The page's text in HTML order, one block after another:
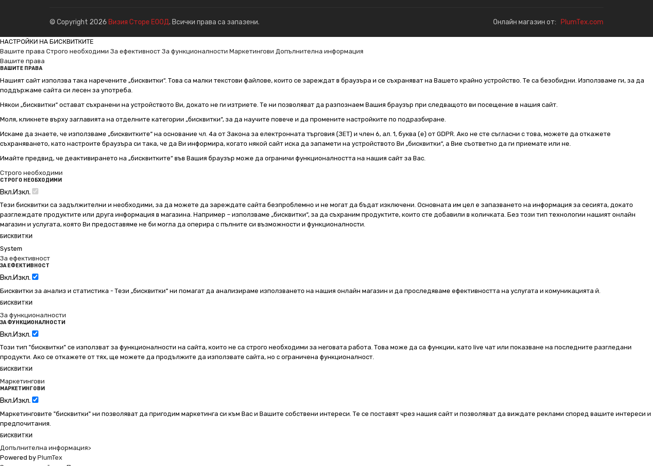
© Copyright 2026 Визия Сторе ЕООД. Всички права са запазени. Онлайн магазин от: PlumTex.com
НАСТРОЙКИ НА БИСКВИТКИТЕ
Вашите права Строго необходими За ефективност За функционалности Маркетингови Допълнителна информация
Вашите права
ВАШИТЕ ПРАВА
Нашият сайт използва така наречените „бисквитки“. Това са малки текстови файлове, които се зареждат в браузъра и се съхраняват на Вашето крайно устройство. Те са безобидни. Използваме ги, за да
поддържаме сайта си лесен за употреба.
Някои „бисквитки“ остават съхранени на устройството Ви, докато не ги изтриете. Те ни позволяват да разпознаем Вашия браузър при следващото ви посещение в нашия сайт.
Моля, кликнете върху заглавията на отделните категории „бисквитки“, за да научите повече и да промените настройките по подразбиране.
Искаме да знаете, че използваме „бисквитките“ на основание чл. 4а от Закона за електронната търговия (ЗЕТ) и член 6, ал. 1, буква (е) от GDPR. Ако не сте съгласни с това, можете да откажете
съхраняването, като настроите браузъра си така, че да Ви информира, когато някой сайт иска да запамети на устройството Ви „бисквитки“, а Вие съответно да ги приемате или не.
Имайте предвид, че деактивирането на „бисквитките“ във Вашия браузър може да ограничи функционалността на нашия сайт за Вас.
Строго необходими
СТРОГО НЕОБХОДИМИ
Вкл.Изкл.
Тези бисквитки са задължителни и необходими, за да можете да зареждате сайта безпроблемно и не могат да бъдат изключени. Основната им цел е запазването на информация за сесията, докато
разглеждате продуктите или друга информация в магазина. Например – използваме „бисквитки“, за да съхраним продуктите, които сте добавили в количката. Без този тип технологии нашият онлайн
магазин и услугата, която Ви предоставяме не би могла да оперира с пълните си възможности и функционалности.
БИСКВИТКИ
System
За ефективност
ЗА ЕФЕКТИВНОСТ
Вкл.Изкл.
Бисквитки за анализ и статистика - Тези „бисквитки“ ни помагат да анализираме използването на нашия онлайн магазин и да проследяваме ефективността на услугата и комуникацията й.
БИСКВИТКИ
За функционалности
ЗА ФУНКЦИОНАЛНОСТИ
Вкл.Изкл.
Този тип "бисквитки" се използват за функционалности на сайта, които не са строго необходими за неговата работа. Това може да са функции, като live чат или показване на последните разгледани
продукти. Ако се откажете от тях, ще можете да продължите да използвате сайта, но с ограничена функционалност.
БИСКВИТКИ
Маркетингови
МАРКЕТИНГОВИ
Вкл.Изкл.
Маркетинговите "бисквитки" ни позволяват да пригодим маркетинга си към Вас и Вашите собствени интереси. Те се поставят чрез нашия сайт и позволяват да виждате реклами според вашите интереси и
предпочитания.
БИСКВИТКИ
Допълнителна информация>
Powered by PlumTex